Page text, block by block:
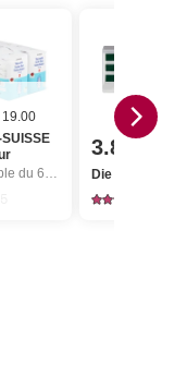
Offre valable du 6.8 au 12.8.2026, jusqu’à épuisement du stock.
3.85
Die Butter